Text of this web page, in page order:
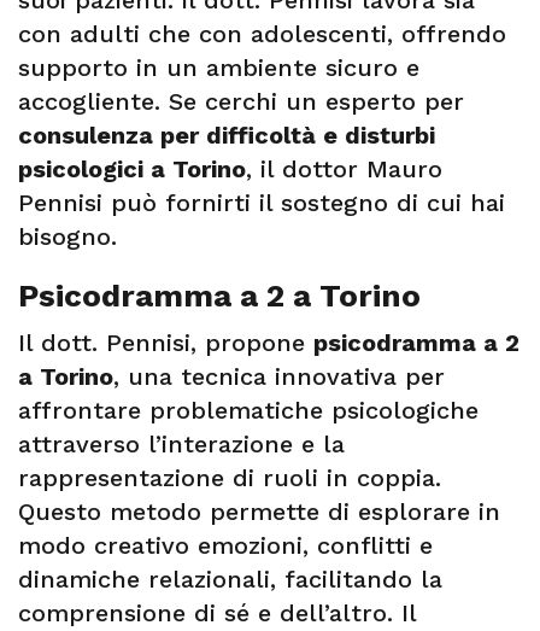
con adulti che con adolescenti, offrendo
supporto in un ambiente sicuro e
accogliente. Se cerchi un esperto per
consulenza per difficoltà e disturbi
psicologici a Torino, il dottor Mauro
Pennisi può fornirti il sostegno di cui hai
bisogno.
Psicodramma a 2 a Torino
Il dott. Pennisi, propone psicodramma a 2
a Torino, una tecnica innovativa per
affrontare problematiche psicologiche
attraverso l’interazione e la
rappresentazione di ruoli in coppia.
Questo metodo permette di esplorare in
modo creativo emozioni, conflitti e
dinamiche relazionali, facilitando la
comprensione di sé e dell’altro. Il